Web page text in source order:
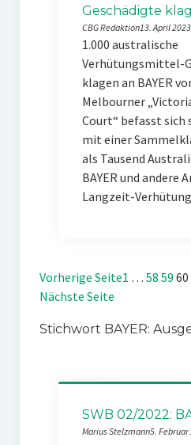
Geschädigte
CBG Redaktion13. April 2023
1.000 australische
Verhütungsmittel-
klagen an BAYER
Melbourner
Court“ befasst sich
mit einer
als Tausend
BAYER und andere
Langzeit-
Vorherige Seite1 … 58 59 60
Nächste Seite
Stichwort BAYER:
SWB 02/2022:
Marius Stelzmann5. Februar